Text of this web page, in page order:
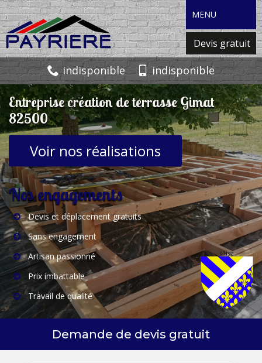
MENU
Devis gratuit
indisponible indisponible
Entreprise création de terrasse Gimat
82500
Voir nos réalisations
Nos engagements
Devis et déplacement gratuits
Sans engagement
Artisan passionné
Prix imbattable
Travail de qualité
Demande de devis gratuit